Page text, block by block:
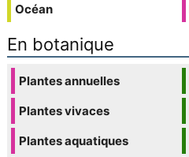
Océan
En botanique
Plantes annuelles
Plantes vivaces
Plantes aquatiques